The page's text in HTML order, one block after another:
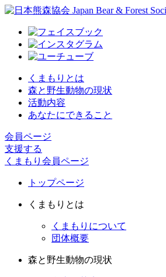
くまもりとは
森と野生動物の現状
活動内容
あなたにできること
会員ページ
支援する
くまもり会員ページ
トップページ
くまもりとは
くまもりについて
団体概要
森と野生動物の現状